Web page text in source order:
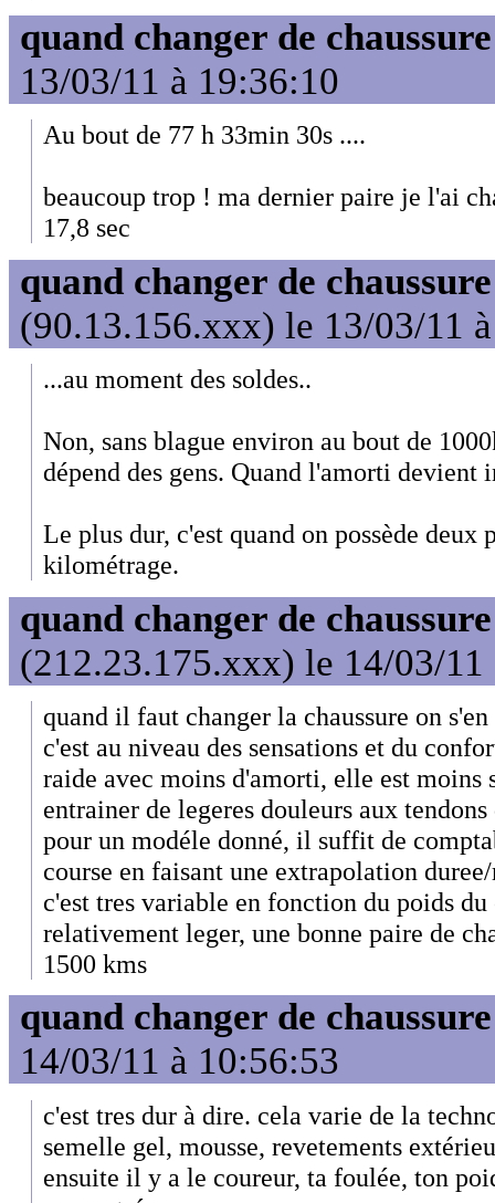
quand changer de chaussure
13/03/11 à 19:36:10
Au bout de 77 h 33min 30s ....
beaucoup trop ! ma dernier paire je l'ai
17,8 sec
quand changer de chaussure
(90.13.156.xxx) le 13/03/11
...au moment des soldes..
Non, sans blague environ au bout de
dépend des gens. Quand l'amorti devient
Le plus dur, c'est quand on possède deux
kilométrage.
quand changer de chaussure
(212.23.175.xxx) le 14/03/11
quand il faut changer la chaussure on
c'est au niveau des sensations et du
raide avec moins d'amorti, elle est moins
entrainer de legeres douleurs aux
pour un modéle donné, il suffit de
course en faisant une extrapolation
c'est tres variable en fonction du poids
relativement leger, une bonne paire de
1500 kms
quand changer de chaussure
14/03/11 à 10:56:53
c'est tres dur à dire. cela varie de la
semelle gel, mousse, revetements
ensuite il y a le coureur, ta foulée, ton